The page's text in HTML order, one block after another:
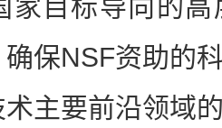
家目标导向的
保NSF资助的
主要前沿领域